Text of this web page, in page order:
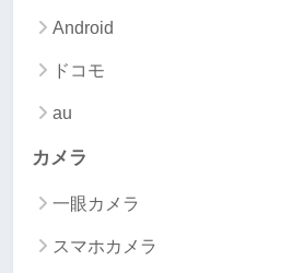
Android
ドコモ
au
カメラ
一眼カメラ
スマホカメラ